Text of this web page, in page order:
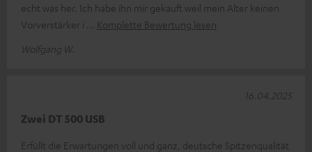
echt was her. Ich habe ihn mir gekauft weil mein Alter keinen
Vorverstärker i
Komplette Bewertung lesen
Wolfgang W.
Zwei DT 500 USB
Erfüllt die Erwartungen voll und ganz, deutsche Spitzenqualität
16.04.2025